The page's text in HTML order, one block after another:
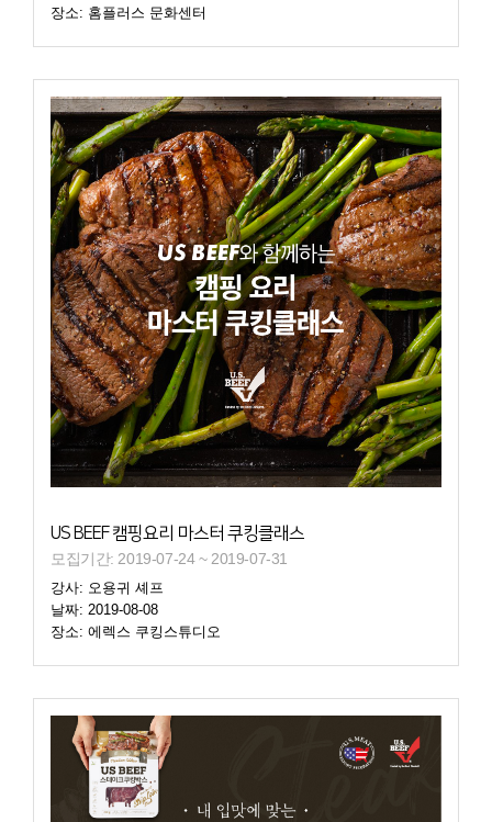
장소: 홈플러스 문화센터
US BEEF 캠핑요리 마스터 쿠킹클래스
모집기간: 2019-07-24 ~ 2019-07-31
강사: 오용귀 셰프
날짜: 2019-08-08
장소: 에렉스 쿠킹스튜디오